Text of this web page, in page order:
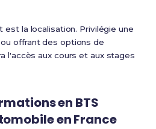
la localisation. Privilégie une
offrant des options de
l'accès aux cours et aux stages
en BTS
en France